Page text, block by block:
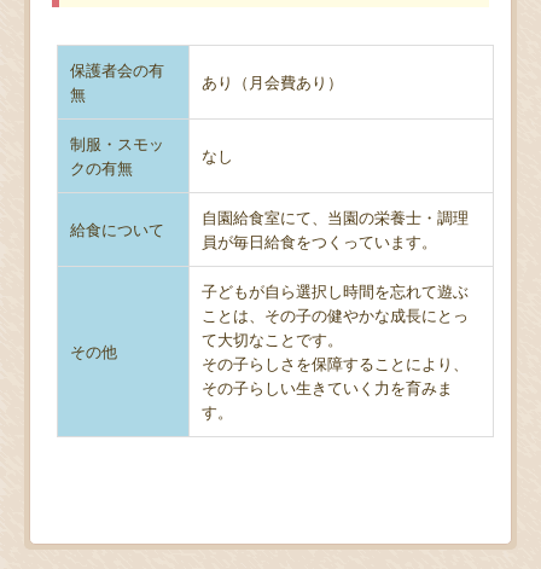
保護者会の有
無
あり（月会費あり）
制服・スモッ
クの有無
なし
給食について
自園給食室にて、当園の栄養士・調理
員が毎日給食をつくっています。
その他
子どもが自ら選択し時間を忘れて遊ぶ
ことは、その子の健やかな成長にとっ
て大切なことです。
その子らしさを保障することにより、
その子らしい生きていく力を育みま
す。